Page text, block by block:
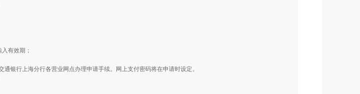
有效期；
银行上海分行各营业网点办理申请手续。网上支付密码将在申请时设定。